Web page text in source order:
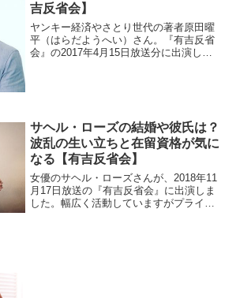
吉反省会】
ヤンキー経済やさとり世代の著者原田曜
平（はらだようへい）さん。『有吉反省
会』の2017年4月15日放送分に出演しま
サヘル・ローズの結婚や彼氏は？
波乱の生い立ちと在留資格が気に
なる【有吉反省会】
女優のサヘル・ローズさんが、2018年11
月17日放送の『有吉反省会』に出演しま
した。幅広く活動していますがプライベ